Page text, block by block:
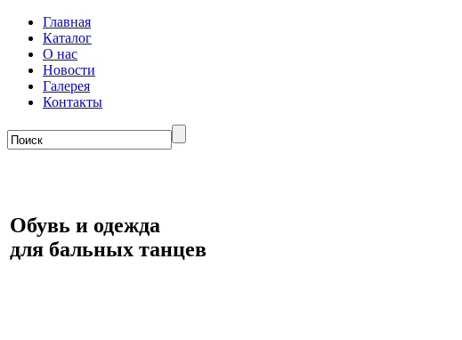
Главная
Каталог
О нас
Новости
Галерея
Контакты
Обувь и одежда
для бальных танцев